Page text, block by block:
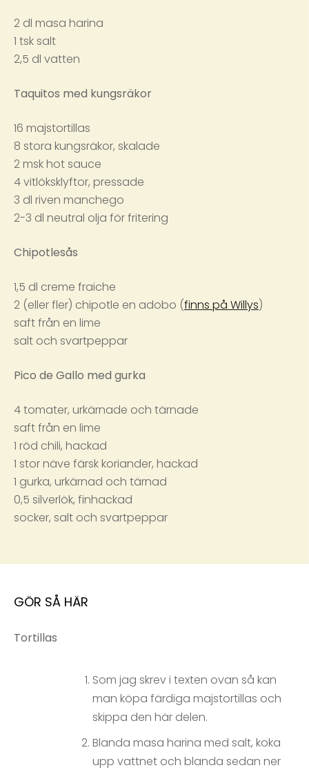
2 dl masa harina
1 tsk salt
2,5 dl vatten
Taquitos med kungsräkor
16 majstortillas
8 stora kungsräkor, skalade
2 msk hot sauce
4 vitlöksklyftor, pressade
3 dl riven manchego
2-3 dl neutral olja för fritering
Chipotlesås
1,5 dl creme fraiche
2 (eller fler) chipotle en adobo (finns på Willys)
saft från en lime
salt och svartpeppar
Pico de Gallo med gurka
4 tomater, urkärnade och tärnade
saft från en lime
1 röd chili, hackad
1 stor näve färsk koriander, hackad
1 gurka, urkärnad och tärnad
0,5 silverlök, finhackad
socker, salt och svartpeppar
GÖR SÅ HÄR
Tortillas
Som jag skrev i texten ovan så kan
man köpa färdiga majstortillas och
skippa den här delen.
Blanda masa harina med salt, koka
upp vattnet och blanda sedan ner